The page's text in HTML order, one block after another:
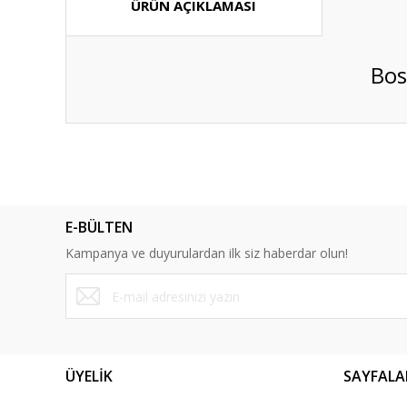
ÜRÜN AÇIKLAMASI
Ürün bilgilerinde hatalar bulunuyor.
Ürün fiyatı diğer sitelerden daha pahalı.
Bu ürüne benzer farklı alternatifler olmalı.
E-BÜLTEN
Kampanya ve duyurulardan ilk siz haberdar olun!
ÜYELİK